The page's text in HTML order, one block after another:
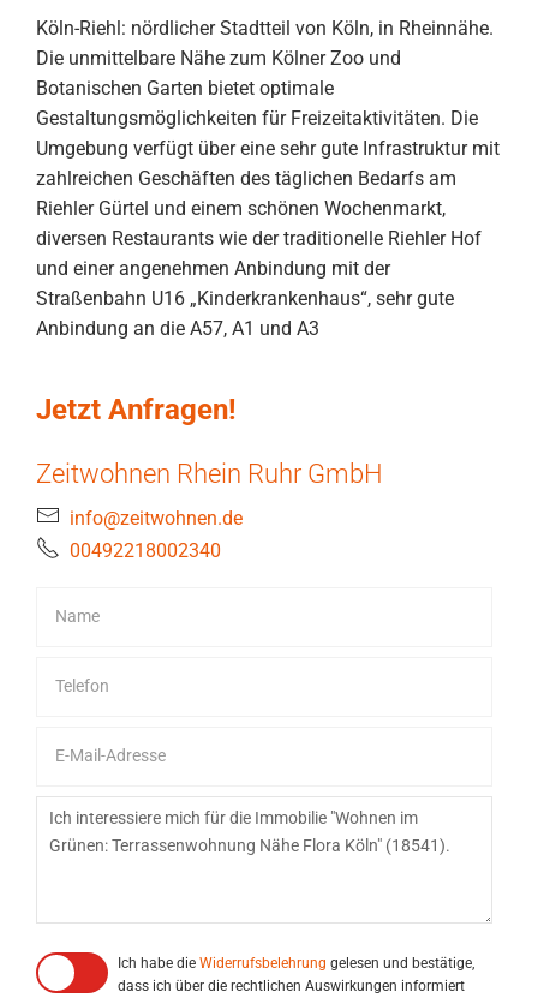
Köln-Riehl: nördlicher Stadtteil von Köln, in Rheinnähe.
Die unmittelbare Nähe zum Kölner Zoo und
Botanischen Garten bietet optimale
Gestaltungsmöglichkeiten für Freizeitaktivitäten. Die
Umgebung verfügt über eine sehr gute Infrastruktur mit
zahlreichen Geschäften des täglichen Bedarfs am
Riehler Gürtel und einem schönen Wochenmarkt,
diversen Restaurants wie der traditionelle Riehler Hof
und einer angenehmen Anbindung mit der
Straßenbahn U16 „Kinderkrankenhaus“, sehr gute
Anbindung an die A57, A1 und A3
Jetzt Anfragen!
Zeitwohnen Rhein Ruhr GmbH
info@zeitwohnen.de
00492218002340
Ich habe die Widerrufsbelehrung gelesen und bestätige,
dass ich über die rechtlichen Auswirkungen informiert